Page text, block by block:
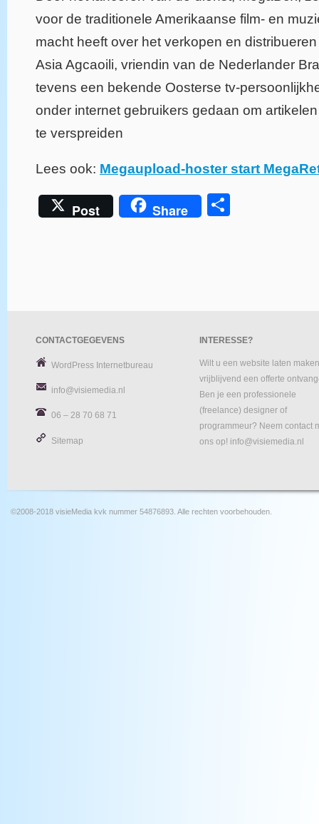
voor de traditionele Amerikaanse film- en
macht heeft over het verkopen en
Asia Agcaoili, vriendin van de Nederlander
tevens een bekende Oosterse tv-
onder internet gebruikers gedaan om
te verspreiden
Lees ook: Megaupload-hoster start
Post Share
CONTACTGEGEVENS
WordPress Internetbureau
info@visiemedia.nl
06 – 28 70 68 71
Sitemap
INTERESSE?
Wilt u een website laten
vrijblijvend een offerte
Ben je een professionele
(freelance) designer of
programmeur? Neem contact
ons op! info@visiemedia.nl
©2008-2018 visieMedia kvk nummer 54876893. Alle rechten voorbehouden.